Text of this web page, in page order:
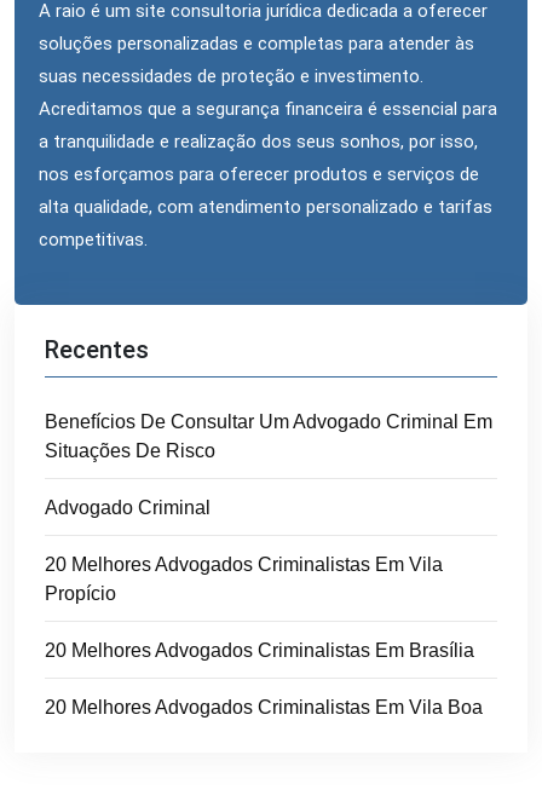
A raio é um site consultoria jurídica dedicada a oferecer
soluções personalizadas e completas para atender às
suas necessidades de proteção e investimento.
Acreditamos que a segurança financeira é essencial para
a tranquilidade e realização dos seus sonhos, por isso,
nos esforçamos para oferecer produtos e serviços de
alta qualidade, com atendimento personalizado e tarifas
competitivas.
Recentes
Benefícios De Consultar Um Advogado Criminal Em
Situações De Risco
Advogado Criminal
20 Melhores Advogados Criminalistas Em Vila
Propício
20 Melhores Advogados Criminalistas Em Brasília
20 Melhores Advogados Criminalistas Em Vila Boa